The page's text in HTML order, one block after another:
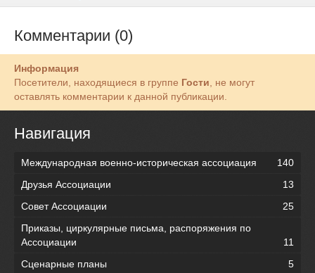
Комментарии (0)
Информация
Посетители, находящиеся в группе Гости , не могут
оставлять комментарии к данной публикации.
Навигация
Международная военно-историческая ассоциация
140
Друзья Ассоциации
13
Совет Ассоциации
25
Приказы, циркулярные письма, распоряжения по
Ассоциации
11
Сценарные планы
5